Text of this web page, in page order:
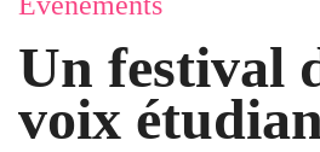
Un festival
voix